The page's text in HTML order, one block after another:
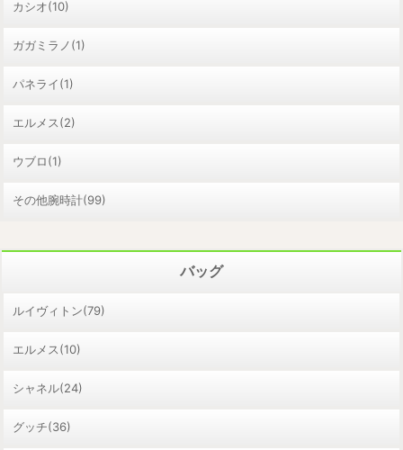
カシオ(10)
ガガミラノ(1)
パネライ(1)
エルメス(2)
ウブロ(1)
その他腕時計(99)
バッグ
ルイヴィトン(79)
エルメス(10)
シャネル(24)
グッチ(36)